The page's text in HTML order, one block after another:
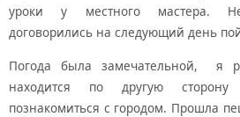
уроки у местного мастера.
договорились на следующий день
Погода была замечательной, я
находится по другую
познакомиться с городом. Прошла